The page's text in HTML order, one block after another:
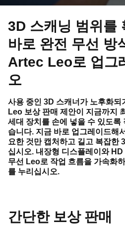
3D 스캐닝 범위를
바로 완전 무선 방
Artec Leo로 업그
오
사용 중인 3D 스캐너가 노후화
Leo 보상 판매 제안이 지금까지
세대 장치를 손에 넣을 수 있도록
습니다. 지금 바로 업그레이드해
요한 것만 캡처하고 길고 복잡한
십시오. 내장형 디스플레이와
무선 Leo로 작업 흐름을 가속화
를 누리십시오.
간단한 보상 판매